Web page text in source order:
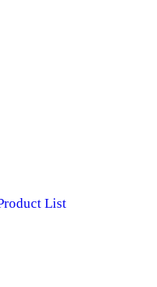
List